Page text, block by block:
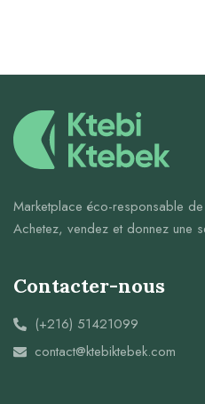
Marketplace éco-responsable
Achetez, vendez et donnez une
Contacter-nous
(+216) 51421099
contact@ktebiktebek.com